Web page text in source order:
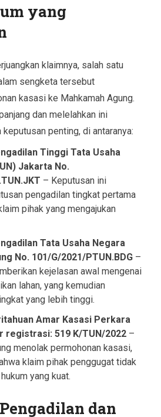
yang
klaimnya, salah satu
sengketa tersebut
kasasi ke Mahkamah Agung.
dan melelahkan ini
penting, di antaranya:
Tinggi Tata Usaha
Jakarta No.
– Keputusan ini
pengadilan tingkat pertama
pihak yang mengajukan
Tata Usaha Negara
No. 101/G/2021/PTUN.BDG –
kejelasan awal mengenai
lahan, yang kemudian
yang lebih tinggi.
Amar Kasasi Perkara
registrasi: 519 K/TUN/2022 –
menolak permohonan kasasi,
klaim pihak penggugat tidak
yang kuat.
dan